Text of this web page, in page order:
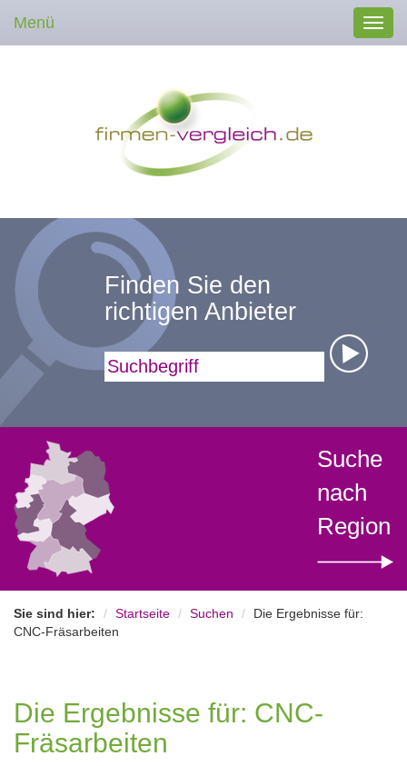
Menü
Finden Sie den
richtigen Anbieter
Suchbegriff
Suche
nach
Region
Sie sind hier: Startseite Suchen
Die Ergebnisse für:
CNC-Fräsarbeiten
Die Ergebnisse für: CNC-
Fräsarbeiten